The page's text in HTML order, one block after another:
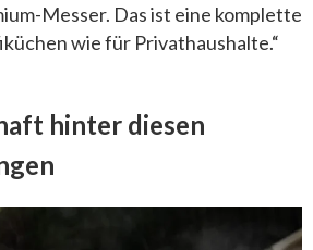
Messer. Das ist eine komplette
wie für Privathaushalte.“
hinter diesen